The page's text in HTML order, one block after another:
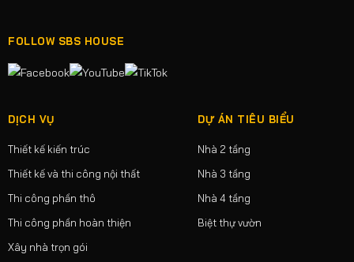
FOLLOW SBS HOUSE
DỊCH VỤ
Thiết kế kiến trúc
Thiết kế và thi công nội thất
Thi công phần thô
Thi công phần hoàn thiện
Xây nhà trọn gói
DỰ ÁN TIÊU BIỂU
Nhà 2 tầng
Nhà 3 tầng
Nhà 4 tầng
Biệt thự vườn